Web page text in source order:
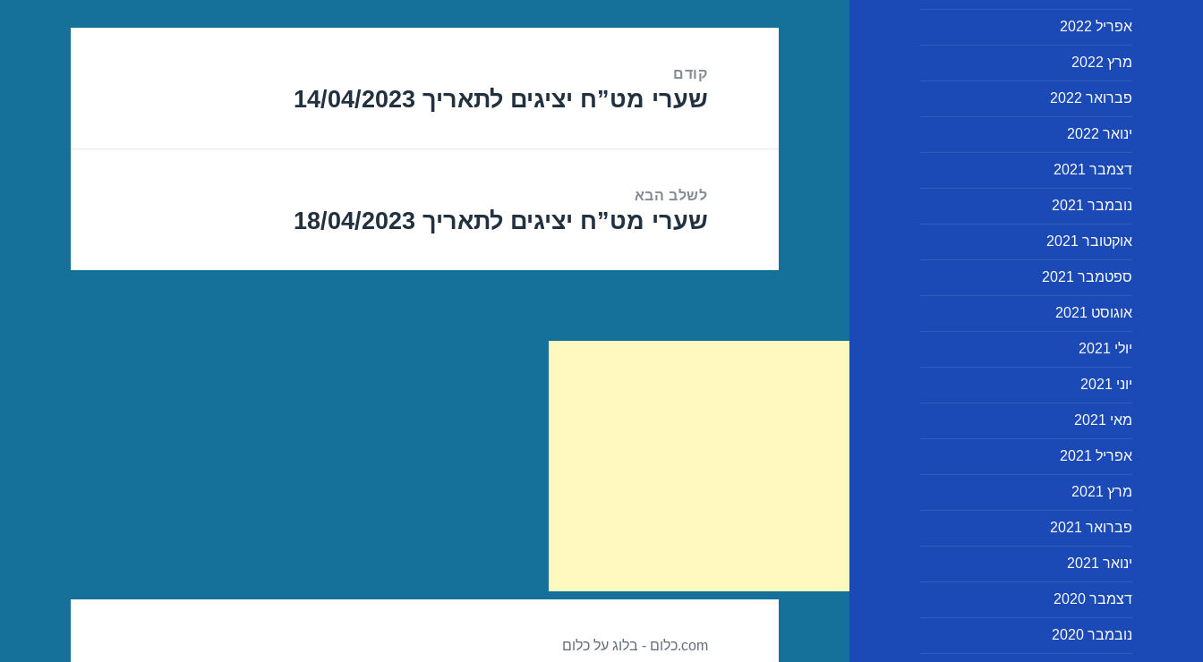
אפריל 2022
מרץ 2022
פברואר 2022
ינואר 2022
דצמבר 2021
נובמבר 2021
אוקטובר 2021
ספטמבר 2021
אוגוסט 2021
יולי 2021
יוני 2021
מאי 2021
אפריל 2021
מרץ 2021
פברואר 2021
ינואר 2021
דצמבר 2020
נובמבר 2020
קודם
הפוסט
שערי מט”ח יציגים לתאריך 14/04/2023
לשלב הבא
הפוסט
שערי מט”ח יציגים לתאריך 18/04/2023
com.כלום - בלוג על כלום